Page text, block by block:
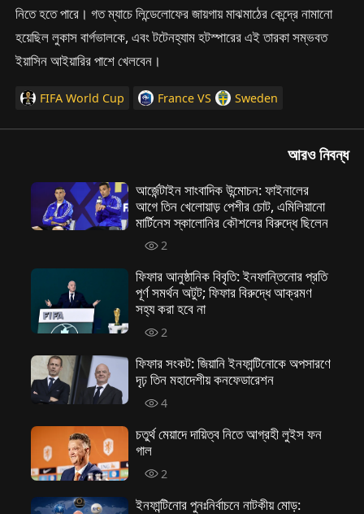
নিতে হতে পারে। গত ম্যাচে লিন্ডেলোফের জায়গায় মাঝমাঠের কেন্দ্রে নামানো
হয়েছিল লুকাস বার্গভালকে, এবং টটেনহ্যাম হটস্পারের এই তারকা সম্ভবত
ইয়াসিন আইয়ারির পাশে খেলবেন।
FIFA World Cup France VS Sweden
আরও নিবন্ধ
আর্জেন্টাইন সাংবাদিক উন্মোচন: ফাইনালের
আগে তিন খেলোয়াড় পেশীর চোট, এমিলিয়ানো
মার্টিনেস স্কালোনির কৌশলের বিরুদ্ধে ছিলেন
2
ফিফার আনুষ্ঠানিক বিবৃতি: ইনফান্তিনোর প্রতি
পূর্ণ সমর্থন অটুট; ফিফার বিরুদ্ধে আক্রমণ
সহ্য করা হবে না
2
ফিফার সংকট: জিয়ানি ইনফান্টিনোকে অপসারণে
দৃঢ় তিন মহাদেশীয় কনফেডারেশন
4
চতুর্থ মেয়াদে দায়িত্ব নিতে আগ্রহী লুইস ফন
গাল
2
ইনফান্টিনোর পুনঃনির্বাচনে নাটকীয় মোড়: